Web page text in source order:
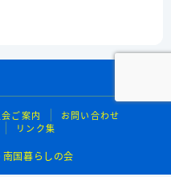
会ご案内
お問い合わせ
リンク集
国暮らしの会